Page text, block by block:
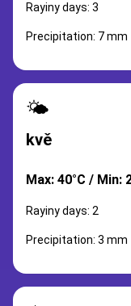
Rayiny days: 3
Precipitation: 7 mm
🌤️
kvě
Max: 40°C / Min:
Rayiny days: 2
Precipitation: 3 mm